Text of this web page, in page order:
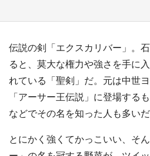
伝説の剣「エクスカリバー」。
ると、莫大な権力や強さを手に
れている「聖剣」だ。元は中世
「アーサー王伝説」に登場する
などでその名を知った人も多いだ
とにかく強くてかっこいい、そ